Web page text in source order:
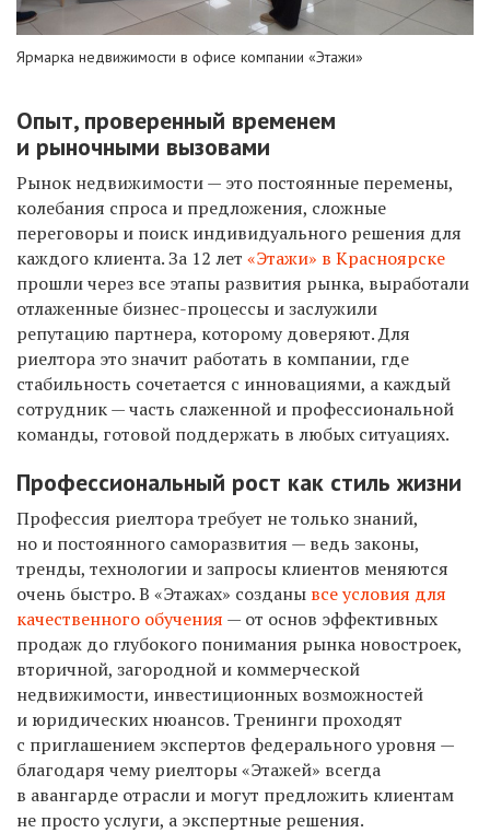
Ярмарка недвижимости в офисе компании «Этажи»
Опыт, проверенный временем
и рыночными вызовами
Рынок недвижимости — это постоянные перемены,
колебания спроса и предложения, сложные
переговоры и поиск индивидуального решения для
каждого клиента. За 12 лет «Этажи» в Красноярске
прошли через все этапы развития рынка, выработали
отлаженные бизнес-процессы и заслужили
репутацию партнера, которому доверяют. Для
риелтора это значит работать в компании, где
стабильность сочетается с инновациями, а каждый
сотрудник — часть слаженной и профессиональной
команды, готовой поддержать в любых ситуациях.
Профессиональный рост как стиль жизни
Профессия риелтора требует не только знаний,
но и постоянного саморазвития — ведь законы,
тренды, технологии и запросы клиентов меняются
очень быстро. В «Этажах» созданы все условия для
качественного обучения — от основ эффективных
продаж до глубокого понимания рынка новостроек,
вторичной, загородной и коммерческой
недвижимости, инвестиционных возможностей
и юридических нюансов. Тренинги проходят
с приглашением экспертов федерального уровня —
благодаря чему риелторы «Этажей» всегда
в авангарде отрасли и могут предложить клиентам
не просто услуги, а экспертные решения.